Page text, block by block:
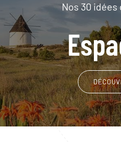
Nos 30 idées